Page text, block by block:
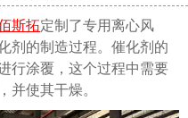
斯拓定制了专用离心风
剂的制造过程。催化剂的
行涂覆，这个过程中需要
并使其干燥。